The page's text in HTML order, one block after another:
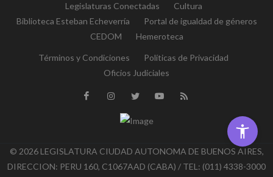
Legislaturas Conectadas
Cultura
Biblioteca Esteban Echeverría
Portal de igualdad de géneros
CEDOM
Hemeroteca
Términos y Condiciones
Políticas de Privacidad
Oficios Judiciales
© 2026 LEGISLATURA CIUDAD AUTONOMA DE BUENOS AIRES,
DIRECCION: PERU 160, C1067AAD (CABA) / TEL: (011) 4338-3000